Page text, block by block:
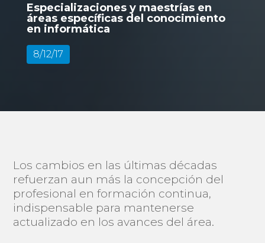
Especializaciones y maestrías en
áreas específicas del conocimiento
en informática
8/12/17
Los cambios en las últimas décadas
refuerzan aun más la concepción del
profesional en formación continua,
indispensable para mantenerse
actualizado en los avances del área.